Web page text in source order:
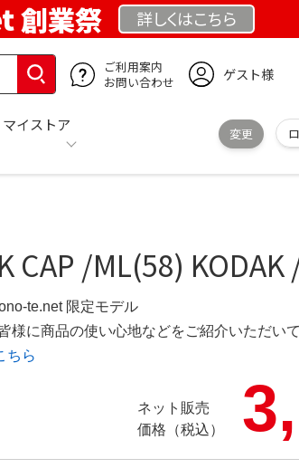
創業祭 詳しくはこちら
ご利用案内
お問い合わせ
ゲスト様
マイストア
変更
CAP /ML(58) KODAK
te.net 限定モデル
様に商品の使い心地などをご紹介いただい
ちら
ネット販売
価格（税込）